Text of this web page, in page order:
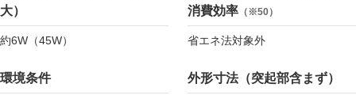
大）
約6W（45W）
消費効率 （※50）
省エネ法対象外
環境条件 外形寸法（突起部含まず）